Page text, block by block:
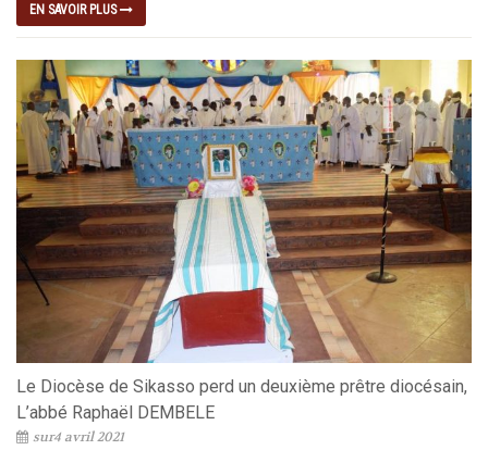
EN SAVOIR PLUS
Le Diocèse de Sikasso perd un deuxième prêtre diocésain,
L’abbé Raphaël DEMBELE
sur4 avril 2021